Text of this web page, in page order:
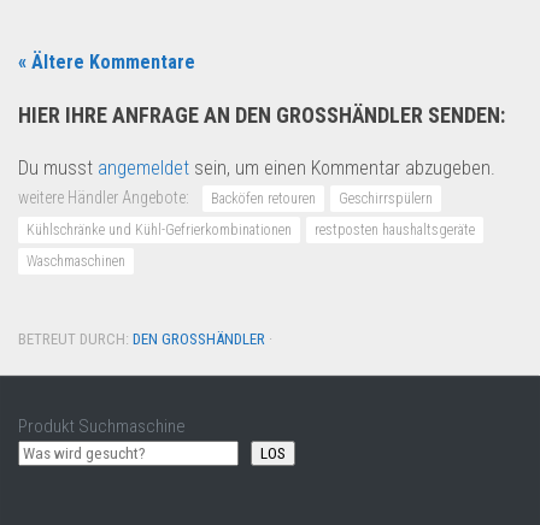
« Ältere Kommentare
HIER IHRE ANFRAGE AN DEN GROSSHÄNDLER SENDEN:
Du musst angemeldet sein, um einen Kommentar abzugeben.
weitere Händler Angebote: Backöfen retouren
Geschirrspülern
Kühlschränke und Kühl-Gefrierkombinationen
restposten haushaltsgeräte
Waschmaschinen
BETREUT DURCH: DEN GROSSHÄNDLER ·
Produkt Suchmaschine
LOS